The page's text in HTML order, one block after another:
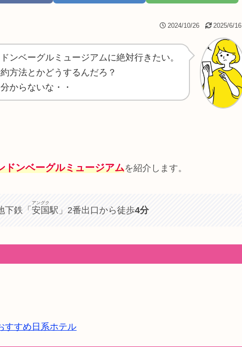
2024/10/26 2025/6/16
ンベーグルミュージアムに絶対行きたい。
方法とかどうするんだろ？
からないな・・
ドンベーグルミュージアムを紹介します。
下鉄「 安国
アングク
駅」2番出口から徒歩4分
すすめ日系ホテル